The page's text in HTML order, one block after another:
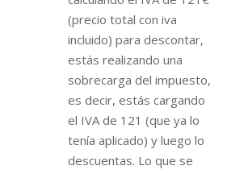
(precio total con iva
incluido) para descontar,
estás realizando una
sobrecarga del impuesto,
es decir, estás cargando
el IVA de 121 (que ya lo
tenía aplicado) y luego lo
descuentas. Lo que se